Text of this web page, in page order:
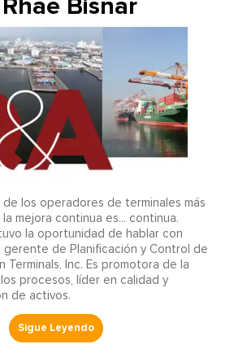
Bisnar
los operadores de terminales más
mejora continua es... continua.
la oportunidad de hablar con
gerente de Planificación y Control de
Terminals, Inc. Es promotora de la
procesos, líder en calidad y
de activos.